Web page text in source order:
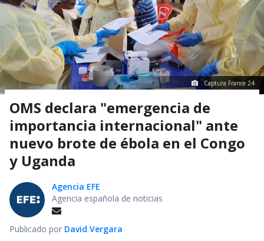
Captura France 24
OMS declara "emergencia de
importancia internacional" ante
nuevo brote de ébola en el Congo
y Uganda
Agencia EFE
Agencia española de noticias
Publicado por David Vergara